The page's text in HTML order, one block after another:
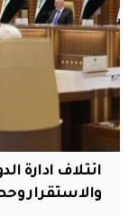
ائتلاف ادارة
والاستقرار